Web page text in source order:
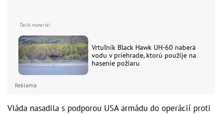
Vrtuľník Black Hawk UH-60 naberá
vodu v priehrade, ktorú použije na
hasenie požiaru
Reklama
Vláda nasadila s podporou USA armádu do operácií proti